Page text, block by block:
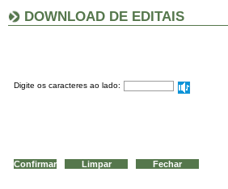
DOWNLOAD DE EDITAIS
Digite os caracteres ao lado: